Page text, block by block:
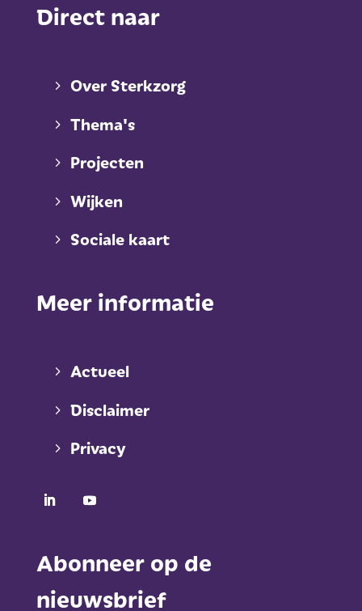
Direct naar
Over Sterkzorg
Thema's
Projecten
Wijken
Sociale kaart
Meer informatie
Actueel
Disclaimer
Privacy
Abonneer op de
nieuwsbrief